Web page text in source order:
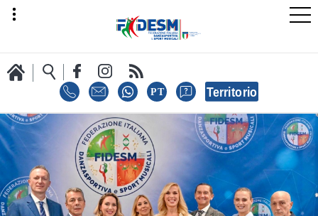
LA FEDERAZIONE
AREA SPORT